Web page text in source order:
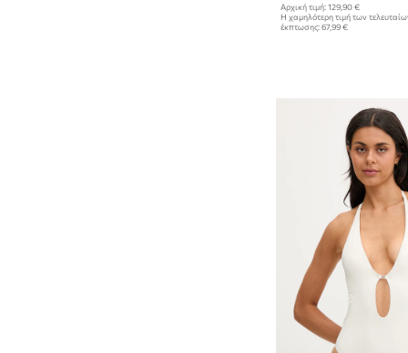
Αρχική τιμή: 129,90 €
Η χαμηλότερη τιμή των
έκπτωσης: 67,99 €